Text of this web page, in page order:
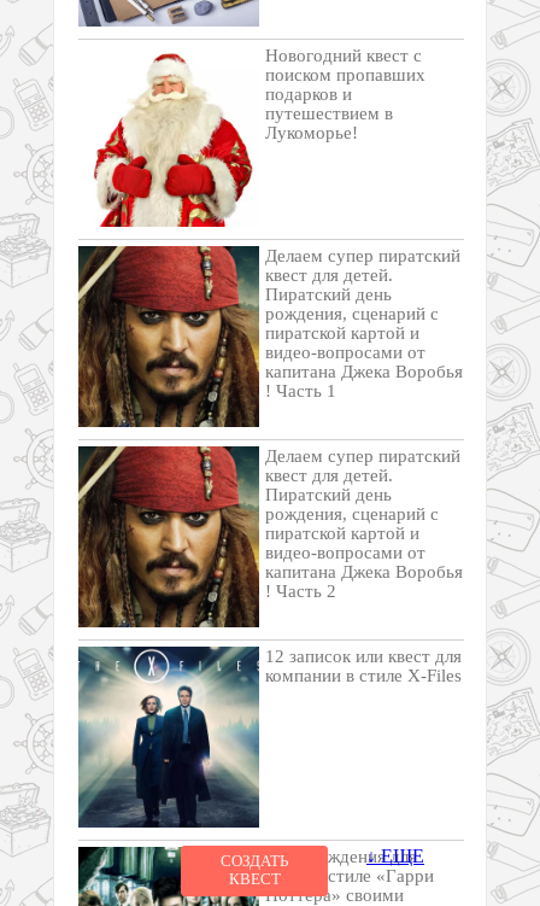
СОЗДАТЬ
КВЕСТ
↓ ЕЩЕ
Новогодний квест с
поиском пропавших
подарков и
путешествием в
Лукоморье!
Делаем супер пиратский
квест для детей.
Пиратский день
рождения, сценарий с
пиратской картой и
видео-вопросами от
капитана Джека Воробья
! Часть 1
Делаем супер пиратский
квест для детей.
Пиратский день
рождения, сценарий с
пиратской картой и
видео-вопросами от
капитана Джека Воробья
! Часть 2
12 записок или квест для
компании в стиле X-Files
День рождения для
детей в стиле «Гарри
Поттера» своими